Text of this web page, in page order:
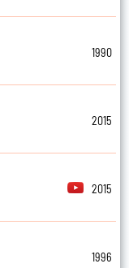
1990
2015
2015
1996